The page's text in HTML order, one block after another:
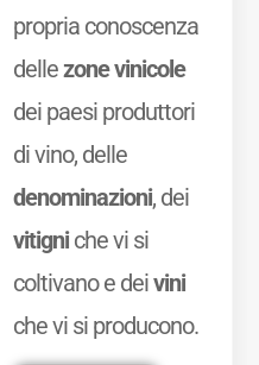
propria conoscenza
dellezone vinicole
dei paesi produttori
di vino, delle
denominazioni, dei
vitigniche vi si
coltivano e deivini
che vi si producono.